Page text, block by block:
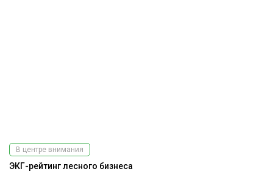
В центре внимания
ЭКГ-рейтинг лесного бизнеса